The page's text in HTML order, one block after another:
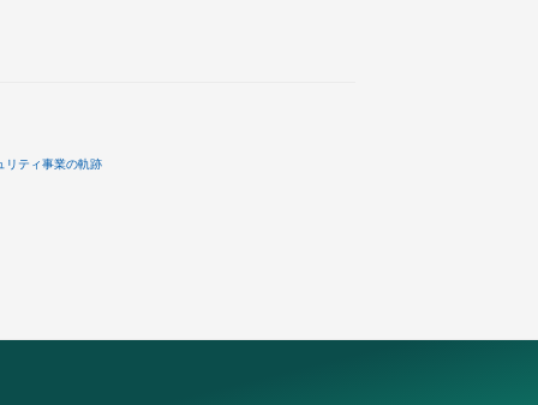
リティ事業の軌跡